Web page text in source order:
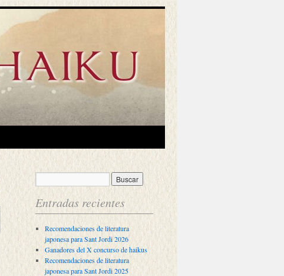
Entradas recientes
Recomendaciones de literatura
japonesa para Sant Jordi 2026
Ganadores del X concurso de haikus
Recomendaciones de literatura
japonesa para Sant Jordi 2025